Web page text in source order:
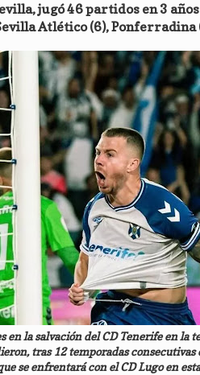
jugó 46 partidos en 3
Atlético (6), Ponferradina
en la salvación del CD Tenerife en
tras 12 temporadas
se enfrentará con el CD Lugo en